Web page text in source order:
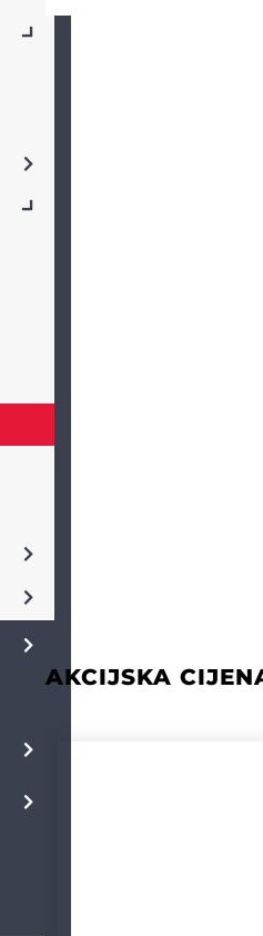
AKCIJSKA